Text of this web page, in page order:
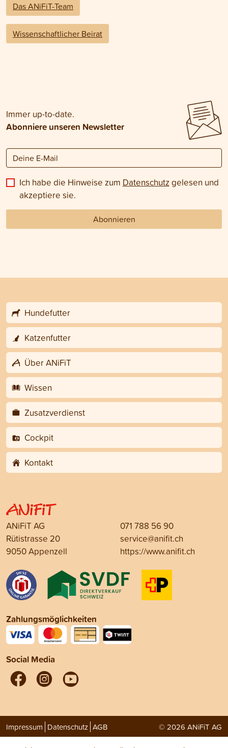
Das ANiFiT-Team
Wissenschaftlicher Beirat
Immer up-to-date.
Abonniere unseren Newsletter
Ich habe die Hinweise zum Datenschutz gelesen und
akzeptiere sie.
Abonnieren
Hundefutter
Katzenfutter
Über ANiFiT
Wissen
Zusatzverdienst
Cockpit
Kontakt
ANiFiT AG
Rütistrasse 20
9050 Appenzell
071 788 56 90
service@anifit.ch
https://www.anifit.ch
Zahlungsmöglichkeiten
Social Media
Impressum Datenschutz AGB © 2026 ANiFiT AG